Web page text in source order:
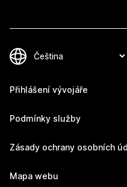
Přihlášení vývojáře
Podmínky služby
Zásady ochrany osobních
Mapa webu